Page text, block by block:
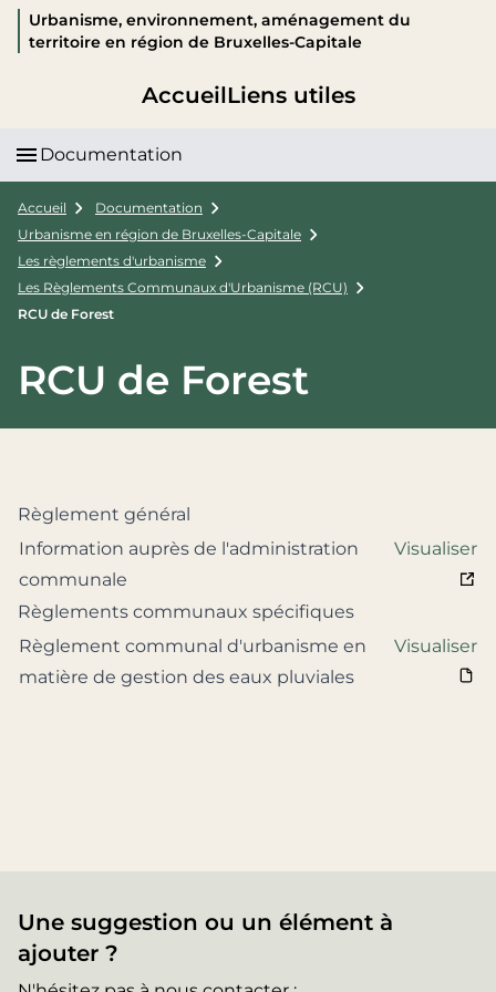
Urbanisme, environnement, aménagement du
territoire en région de Bruxelles-Capitale
AccueilLiens utiles
Documentation
Accueil
Documentation
Urbanisme en région de Bruxelles-Capitale
Les règlements d'urbanisme
Les Règlements Communaux d'Urbanisme (RCU)
RCU de Forest
RCU de Forest
Règlement général
Information auprès de l'administration
communale
Visualiser
Règlements communaux spécifiques
Règlement communal d'urbanisme en
matière de gestion des eaux pluviales
Visualiser
Une suggestion ou un élément à
ajouter ?